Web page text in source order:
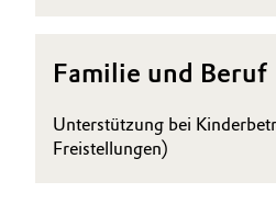
Familie und Beruf
Unterstützung bei
Freistellungen)